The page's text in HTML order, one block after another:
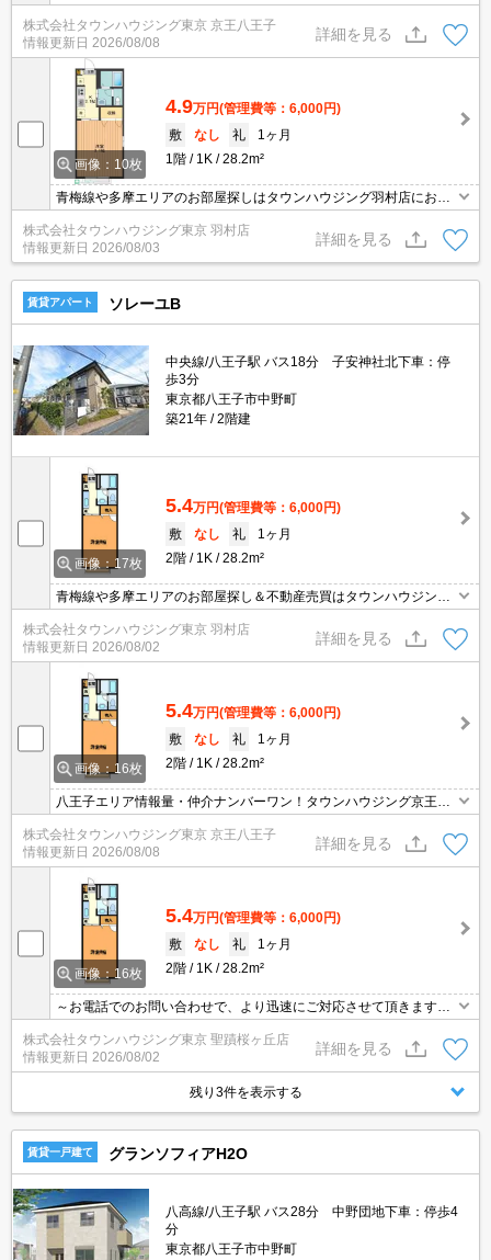
王子店です!お客様用駐車場もございますので車でのご来店も大歓迎
です！
株式会社タウンハウジング東京 京王八王子
情報更新日 2026/08/08
詳細を見る
画像：10枚
4.9万円(管理費等：6,000円)
敷
なし 礼
1ヶ月
1階
1K 28.2m²
青梅線や多摩エリアのお部屋探しはタウンハウジング羽村店にお任
せを！ご来店時無料駐車場ご用意あります！
株式会社タウンハウジング東京 羽村店
情報更新日 2026/08/03
詳細を見る
賃貸アパート ソレーユB
中央線/八王子駅 バス18分 子安神社北下車：停
歩3分
東京都八王子市中野町
築21年
2階建
画像：17枚
5.4万円(管理費等：6,000円)
敷
なし 礼
1ヶ月
2階
1K 28.2m²
青梅線や多摩エリアのお部屋探し＆不動産売買はタウンハウジング
羽村店にお任せを！ご来店時無料駐車場ご用意あります！
株式会社タウンハウジング東京 羽村店
情報更新日 2026/08/02
詳細を見る
画像：16枚
5.4万円(管理費等：6,000円)
敷
なし 礼
1ヶ月
2階
1K 28.2m²
八王子エリア情報量・仲介ナンバーワン！タウンハウジング京王八
王子店です!お客様用駐車場もございますので車でのご来店も大歓迎
です！
株式会社タウンハウジング東京 京王八王子
情報更新日 2026/08/08
詳細を見る
画像：16枚
5.4万円(管理費等：6,000円)
敷
なし 礼
1ヶ月
2階
1K 28.2m²
～お電話でのお問い合わせで、より迅速にご対応させて頂きます～
地域密着タウンハウジングまで～
株式会社タウンハウジング東京 聖蹟桜ヶ丘店
情報更新日 2026/08/02
詳細を見る
残り3件を表示する
賃貸一戸建て グランソフィアH2O
八高線/八王子駅 バス28分 中野団地下車：停歩4
分
東京都八王子市中野町